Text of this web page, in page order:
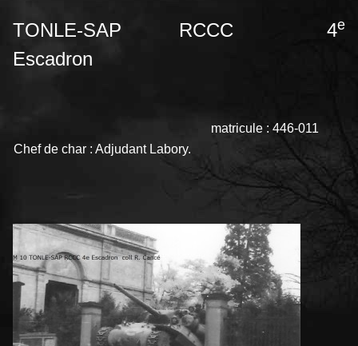
TONLE-SAP RCCC 4e
Escadron
matricule : 446-011
Chef de char : Adjudant Labory.